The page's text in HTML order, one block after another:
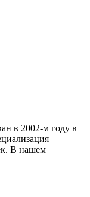
в 2002-м году в
В нашем